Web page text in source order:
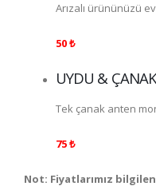
Arızalı ürününüzü
50 ₺
UYDU &
Tek çanak anten
75 ₺
Not: Fiyatlarımız